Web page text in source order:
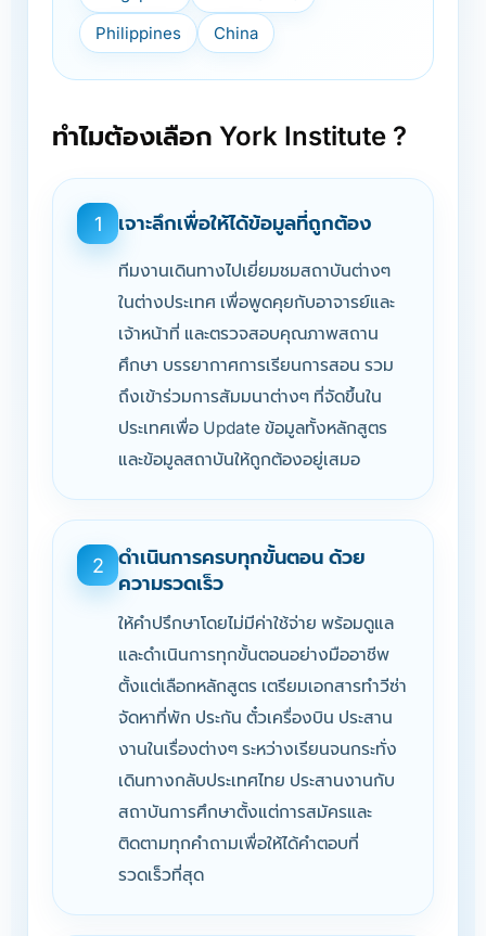
Philippines
China
ทำไมต้องเลือก York Institute ?
1 เจาะลึกเพื่อให้ได้ข้อมูลที่ถูกต้อง
ทีมงานเดินทางไปเยี่ยมชมสถาบันต่างๆ
ในต่างประเทศ เพื่อพูดคุยกับอาจารย์และ
เจ้าหน้าที่ และตรวจสอบคุณภาพสถาน
ศึกษา บรรยากาศการเรียนการสอน รวม
ถึงเข้าร่วมการสัมมนาต่างๆ ที่จัดขึ้นใน
ประเทศเพื่อ Update ข้อมูลทั้งหลักสูตร
และข้อมูลสถาบันให้ถูกต้องอยู่เสมอ
2
ดำเนินการครบทุกขั้นตอน ด้วย
ความรวดเร็ว
ให้คำปรึกษาโดยไม่มีค่าใช้จ่าย พร้อมดูแล
และดำเนินการทุกขั้นตอนอย่างมืออาชีพ
ตั้งแต่เลือกหลักสูตร เตรียมเอกสารทำวีซ่า
จัดหาที่พัก ประกัน ตั๋วเครื่องบิน ประสาน
งานในเรื่องต่างๆ ระหว่างเรียนจนกระทั่ง
เดินทางกลับประเทศไทย ประสานงานกับ
สถาบันการศึกษาตั้งแต่การสมัครและ
ติดตามทุกคำถามเพื่อให้ได้คำตอบที่
รวดเร็วที่สุด